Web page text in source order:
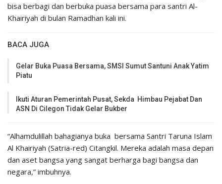
bisa berbagi dan berbuka puasa bersama para santri Al-
Khairiyah di bulan Ramadhan kali ini.
BACA JUGA
Gelar Buka Puasa Bersama, SMSI Sumut Santuni Anak Yatim
Piatu
Ikuti Aturan Pemerintah Pusat, Sekda Himbau Pejabat Dan
ASN Di Cilegon Tidak Gelar Bukber
“Alhamdulillah bahagianya buka bersama Santri Taruna Islam
Al Khairiyah (Satria-red) Citangkil. Mereka adalah masa depan
dan aset bangsa yang sangat berharga bagi bangsa dan
negara,” imbuhnya.